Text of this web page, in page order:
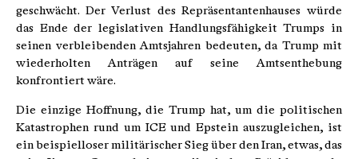
geschwächt. Der Verlust des Repräsentantenhauses würde
das Ende der legislativen Handlungsfähigkeit Trumps in
seinen verbleibenden Amtsjahren bedeuten, da Trump mit
wiederholten Anträgen auf seine Amtsenthebung
konfrontiert wäre.
Die einzige Hoffnung, die Trump hat, um die politischen
Katastrophen rund um ICE und Epstein auszugleichen, ist
ein beispielloser militärischer Sieg über den Iran, etwas, das